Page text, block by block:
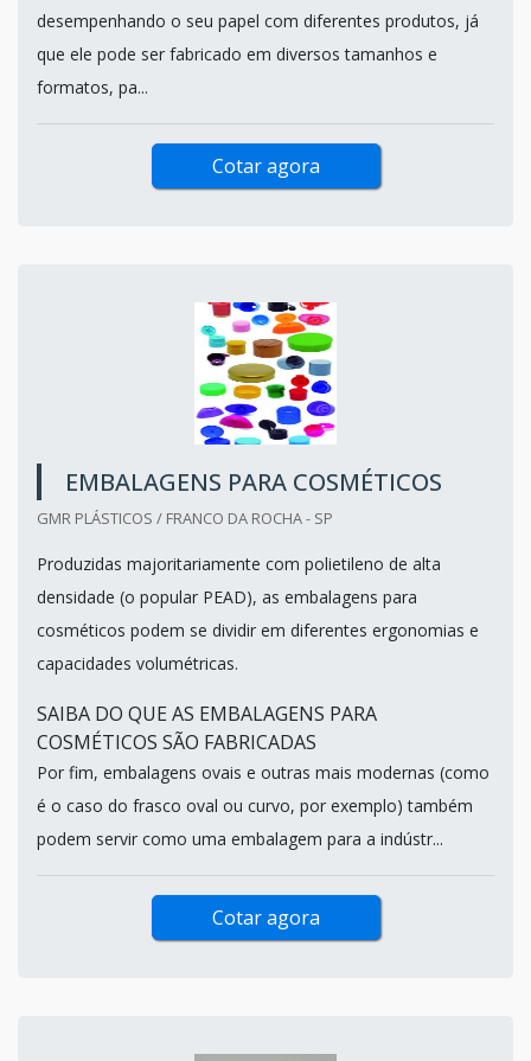
desempenhando o seu papel com diferentes produtos, já
que ele pode ser fabricado em diversos tamanhos e
formatos, pa...
Cotar agora
EMBALAGENS PARA COSMÉTICOS
GMR PLÁSTICOS / FRANCO DA ROCHA - SP
Produzidas majoritariamente com polietileno de alta
densidade (o popular PEAD), as embalagens para
cosméticos podem se dividir em diferentes ergonomias e
capacidades volumétricas.
SAIBA DO QUE AS EMBALAGENS PARA
COSMÉTICOS SÃO FABRICADAS
Por fim, embalagens ovais e outras mais modernas (como
é o caso do frasco oval ou curvo, por exemplo) também
podem servir como uma embalagem para a indústr...
Cotar agora